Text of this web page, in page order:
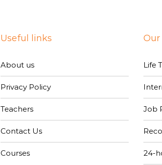
Useful links
About us
Privacy Policy
Teachers
Contact Us
Courses
Life
Job
24-